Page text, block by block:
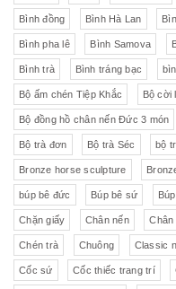
Bình đồng Bình Hà Lan
Bình pha lê Bình Samova
Bình trà Bình tráng bạc
Bộ ấm chén Tiệp Khắc Bộ cời
Bộ đồng hồ chân nến Đức 3 món
Bộ trà đơn Bộ trà Séc bộ
Bronze horse sculpture
búp bê đức Búp bê sứ
Chặn giấy Chân nến Chân
Chén trà Chuông Classic
Cốc sứ Cốc thiếc trang trí